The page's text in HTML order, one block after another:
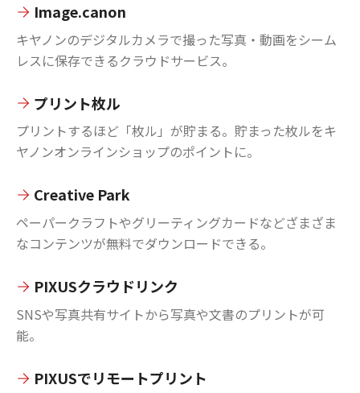
Image.canon
キヤノンのデジタルカメラで撮った写真・動画をシーム
レスに保存できるクラウドサービス。
プリント枚ル
プリントするほど「枚ル」が貯まる。貯まった枚ルをキ
ヤノンオンラインショップのポイントに。
Creative Park
ペーパークラフトやグリーティングカードなどざまざま
なコンテンツが無料でダウンロードできる。
PIXUSクラウドリンク
SNSや写真共有サイトから写真や文書のプリントが可
能。
PIXUSでリモートプリント